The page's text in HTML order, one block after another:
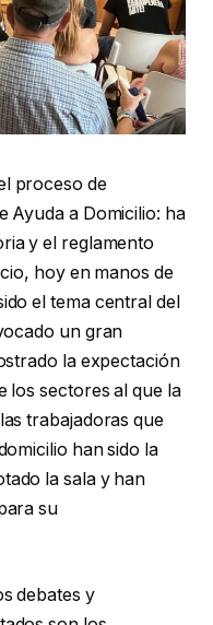
proceso de
Ayuda a Domicilio: ha
y el reglamento
hoy en manos de
el tema central del
un gran
la expectación
los sectores al que la
trabajadoras que
han sido la
la sala y han
su
debates y